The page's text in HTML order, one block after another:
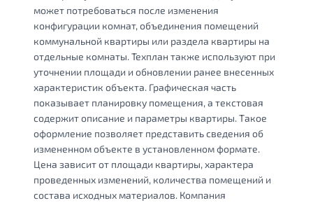
может потребоваться после изменения
конфигурации комнат, объединения помещений
коммунальной квартиры или раздела квартиры на
отдельные комнаты. Техплан также используют при
уточнении площади и обновлении ранее внесенных
характеристик объекта. Графическая часть
показывает планировку помещения, а текстовая
содержит описание и параметры квартиры. Такое
оформление позволяет представить сведения об
измененном объекте в установленном формате.
Цена зависит от площади квартиры, характера
проведенных изменений, количества помещений и
состава исходных материалов. Компания